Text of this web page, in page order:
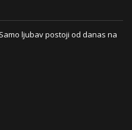
ljubav postoji od danas na